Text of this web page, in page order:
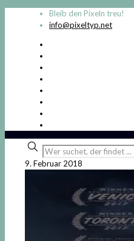
Bleib den Pixeln treu!
info@pixeltyp.net
Wer
suchet,
der
9. Februar 2018